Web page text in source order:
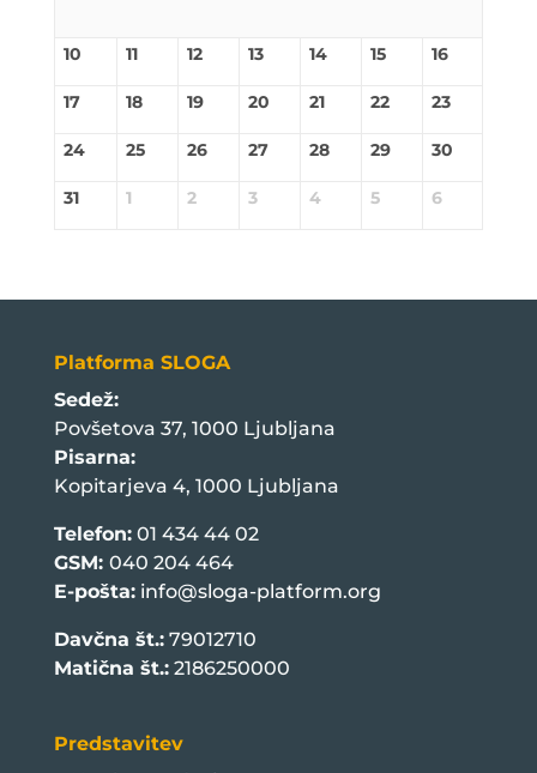
10 11 12 13 14 15 16
17 18 19 20 21 22 23
24 25 26 27 28 29 30
31 1 2 3 4 5 6
Platforma SLOGA
Sedež:
Povšetova 37, 1000 Ljubljana
Pisarna:
Kopitarjeva 4, 1000 Ljubljana
Telefon:01 434 44 02
GSM: 040 204 464
E-pošta: info@sloga-platform.org
Davčna št.:79012710
Matična št.:2186250000
Predstavitev